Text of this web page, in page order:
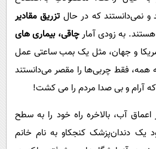
و نمی‌دانستند که در حال تزریق مقادیر
به زودی آمارچاقی، بیماری های
و جهان، مثل یک بمب ساعتی عمل
همه، فقط چربی‌ها را مقصر می‌دانستند
آرام و بی صدا مردم را می کشت!
اعماق آب، بالاخره راه خود را به سطح
یک دندان‌پزشک کنجکاو به نام خانم